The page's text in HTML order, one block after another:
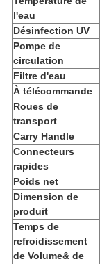
l'eau
Désinfection UV
Pompe de
circulation
Filtre d'eau
À télécommande
Roues de
transport
Carry Handle
Connecteurs
rapides
Poids net
Dimension de
produit
Temps de
refroidissement
de Volume& de